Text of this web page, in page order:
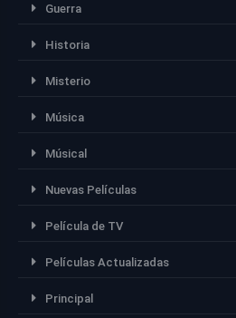
Guerra
Historia
Misterio
Música
Músical
Nuevas Películas
Película de TV
Películas Actualizadas
Principal